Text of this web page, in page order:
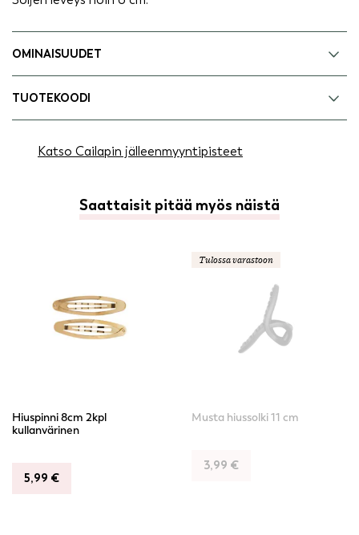
OMINAISUUDET
TUOTEKOODI
Katso Cailapin jälleenmyyntipisteet
Saattaisit pitää myös näistä
Hiuspinni 8cm 2kpl
kullanvärinen
5,99 €
Tulossa varastoon
Musta hiussolki 11 cm
3,99 €